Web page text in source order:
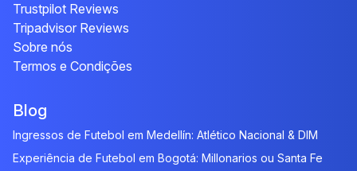
Trustpilot Reviews
Tripadvisor Reviews
Sobre nós
Termos e Condições
Blog
Ingressos de Futebol em Medellín: Atlético Nacional & DIM
Experiência de Futebol em Bogotá: Millonarios ou Santa Fe